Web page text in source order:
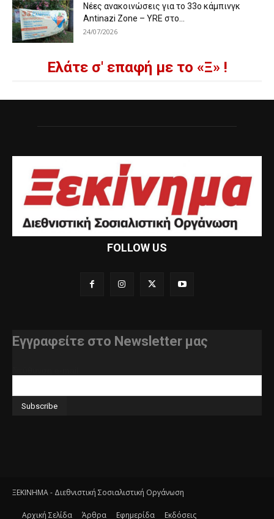
Νέες ανακοινώσεις για το 33ο κάμπινγκ
Antinazi Zone – YRE στο...
24/07/2026
Ελάτε σ' επαφή με το «Ξ» !
FOLLOW US
Εγγραφείτε στο Newsletter μας
ΞΕΚΙΝΗΜΑ - Διεθνιστική Σοσιαλιστική Οργάνωση
Αρχική Σελίδα Άρθρα Εφημερίδα Εκδόσεις